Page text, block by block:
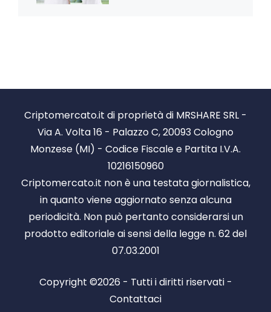
Criptomercato.it di proprietà di MRSHARE SRL -
Via A. Volta 16 - Palazzo C, 20093 Cologno
Monzese (MI) - Codice Fiscale e Partita I.V.A.
10216150960
Criptomercato.it non è una testata giornalistica,
in quanto viene aggiornato senza alcuna
periodicità. Non può pertanto considerarsi un
prodotto editoriale ai sensi della legge n. 62 del
07.03.2001
Copyright ©2026 - Tutti i diritti riservati -
Contattaci